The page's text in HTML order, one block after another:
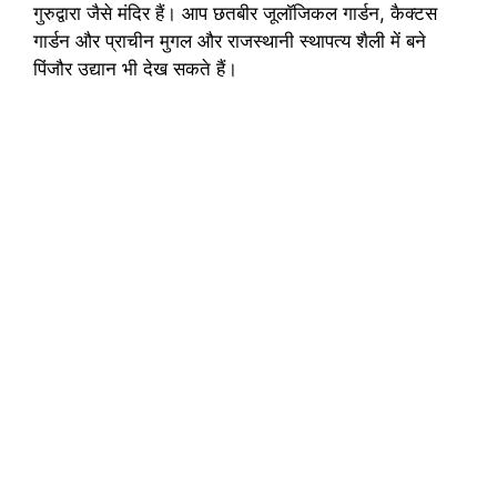
गुरुद्वारा जैसे मंदिर हैं। आप छतबीर जूलॉजिकल गार्डन, कैक्टस
गार्डन और प्राचीन मुगल और राजस्थानी स्थापत्य शैली में बने
पिंजौर उद्यान भी देख सकते हैं।